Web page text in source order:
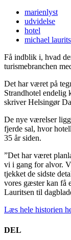
marienlyst
udvidelse
hotel
michael
Få indblik i, hvad
turismebranchen
Det har været på
Strandhotel endelig
skriver Helsingør
De nye værelser
fjerde sal, hvor
35 år siden.
”Det har været
vi i gang for alvor.
tjekket de sidste
vores gæster kan få
Lauritsen til
Læs hele historien
DEL